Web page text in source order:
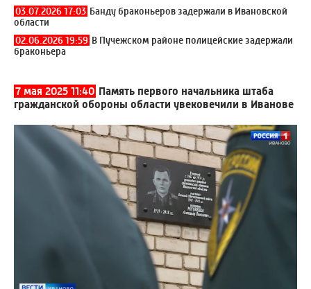
03.07.2026 17:03 Банду браконьеров задержали в Ивановской
области
02.06.2026 19:59 В Пучежском районе полицейские задержали
браконьера
7 мая 2025 11:40 Память первого начальника штаба
гражданской обороны области увековечили в Иванове